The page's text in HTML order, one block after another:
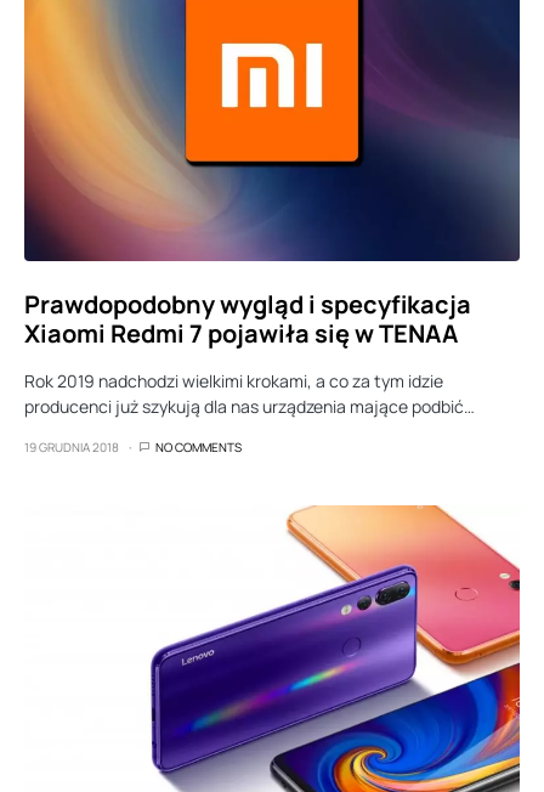
Prawdopodobny wygląd i specyfikacja
Xiaomi Redmi 7 pojawiła się w TENAA
Rok 2019 nadchodzi wielkimi krokami, a co za tym idzie
producenci już szykują dla nas urządzenia mające podbić…
19 GRUDNIA 2018 NO COMMENTS